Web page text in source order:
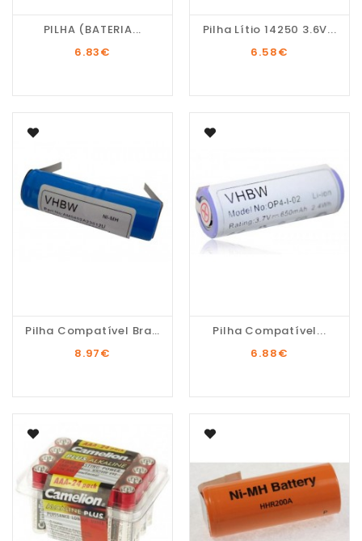
PILHA (BATERIA...
6.83€
Pilha Lítio 14250 3.6V...
6.58€
Pilha Compatível Braun...
8.97€
Pilha Compatível...
6.88€